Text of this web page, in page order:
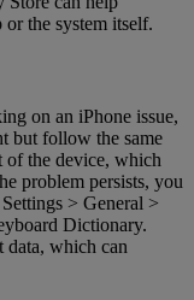
the system itself.
on an iPhone issue,
but follow the same
of the device, which
problem persists, you
> General >
Dictionary.
data, which can